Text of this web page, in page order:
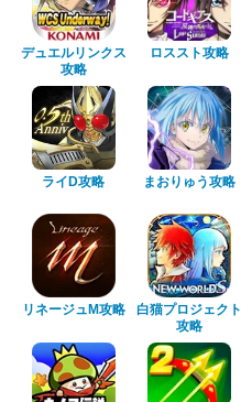
デュエルリンクス
攻略
ロススト攻略
ライD攻略 まおりゅう攻略
リネージュM攻略
白猫プロジェクト
攻略